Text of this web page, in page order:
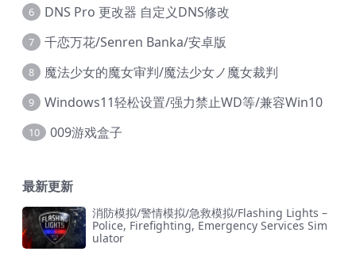
6 DNS Pro 更改器 自定义DNS修改
7 千恋万花/Senren Banka/安卓版
8 魔法少女的魔女审判/魔法少女ノ魔女裁判
9 Windows11轻松设置/强力禁止WD等/兼容Win10
10 009游戏盒子
最新更新
消防模拟/警情模拟/急救模拟/Flashing Lights –
Police, Firefighting, Emergency Services Sim
ulator